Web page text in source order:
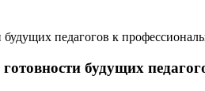
педагогов к
будущих